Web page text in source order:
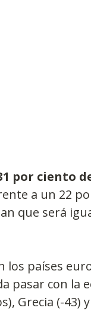
por ciento
a un 22
que será
los países
pasar con la
Grecia (-43)